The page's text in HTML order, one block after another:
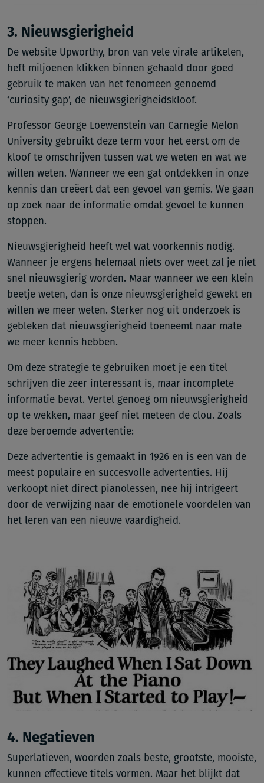
3. Nieuwsgierigheid
De website Upworthy, bron van vele virale artikelen,
heft miljoenen klikken binnen gehaald door goed
gebruik te maken van het fenomeen genoemd
‘curiosity gap’, de nieuwsgierigheidskloof.
Professor George Loewenstein van Carnegie Melon
University gebruikt deze term voor het eerst om de
kloof te omschrijven tussen wat we weten en wat we
willen weten. Wanneer we een gat ontdekken in onze
kennis dan creëert dat een gevoel van gemis. We gaan
op zoek naar de informatie omdat gevoel te kunnen
stoppen.
Nieuwsgierigheid heeft wel wat voorkennis nodig.
Wanneer je ergens helemaal niets over weet zal je niet
snel nieuwsgierig worden. Maar wanneer we een klein
beetje weten, dan is onze nieuwsgierigheid gewekt en
willen we meer weten. Sterker nog uit onderzoek is
gebleken dat nieuwsgierigheid toeneemt naar mate
we meer kennis hebben.
Om deze strategie te gebruiken moet je een titel
schrijven die zeer interessant is, maar incomplete
informatie bevat. Vertel genoeg om nieuwsgierigheid
op te wekken, maar geef niet meteen de clou. Zoals
deze beroemde advertentie:
Deze advertentie is gemaakt in 1926 en is een van de
meest populaire en succesvolle advertenties. Hij
verkoopt niet direct pianolessen, nee hij intrigeert
door de verwijzing naar de emotionele voordelen van
het leren van een nieuwe vaardigheid.
4. Negatieven
Superlatieven, woorden zoals beste, grootste, mooiste,
kunnen effectieve titels vormen. Maar het blijkt dat